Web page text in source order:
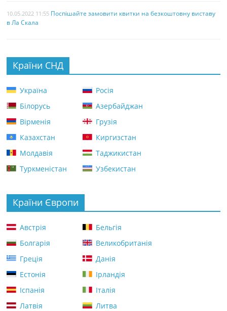
10.05.2022 11:55 Поспішайте замовити квитки на безкоштовну виставу
в Ла Скала
Країни СНД
Україна
Росія
Білорусь
Азербайджан
Вірменія
Грузія
Казахстан
Киргизстан
Молдавія
Таджикистан
Туркменістан
Узбекистан
Країни Європи
Австрія
Бельгія
Болгарія
Великобританія
Греція
Данія
Естонія
Ірландія
Іспанія
Італія
Латвія
Литва